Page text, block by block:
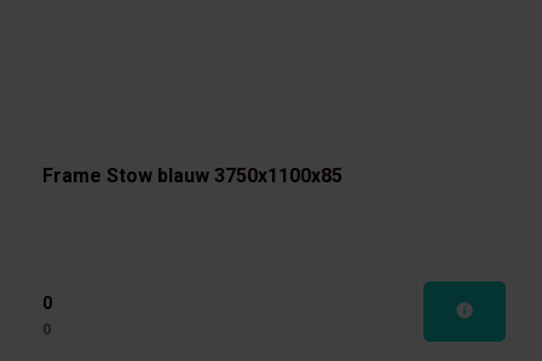
Frame Stow blauw 3750x1100x85
0
0